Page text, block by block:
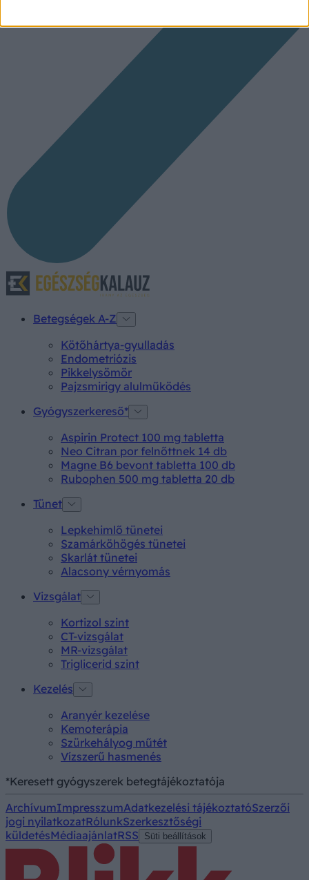
Betegségek A-Z
Kötőhártya-gyulladás
Endometriózis
Pikkelysömör
Pajzsmirigy alulműködés
Gyógyszerkereső*
Aspirin Protect 100 mg tabletta
Neo Citran por felnőttnek 14 db
Magne B6 bevont tabletta 100 db
Rubophen 500 mg tabletta 20 db
Tünet
Lepkehimlő tünetei
Szamárköhögés tünetei
Skarlát tünetei
Alacsony vérnyomás
Vizsgálat
Kortizol szint
CT-vizsgálat
MR-vizsgálat
Triglicerid szint
Kezelés
Aranyér kezelése
Kemoterápia
Szürkehályog műtét
Vízszerű hasmenés
*Keresett gyógyszerek betegtájékoztatója
ArchívumImpresszumAdatkezelési tájékoztatóSzerzői
jogi nyilatkozatRólunkSzerkesztőségi
küldetésMédiaajánlatRSS Süti beállítások